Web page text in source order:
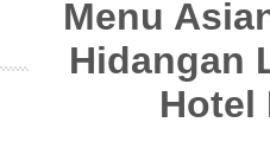
Menu
Hidangan
Hotel